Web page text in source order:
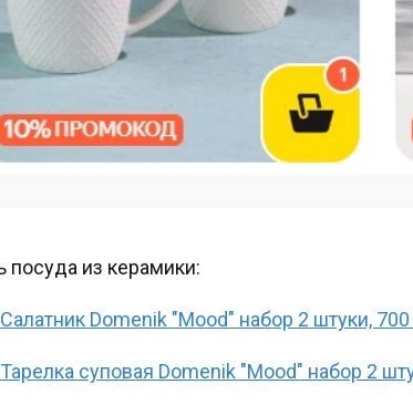
посуда из керамики:
Салатник Domenik "Mood" набор 2 штуки,
Тарелка суповая Domenik "Mood" набор 2